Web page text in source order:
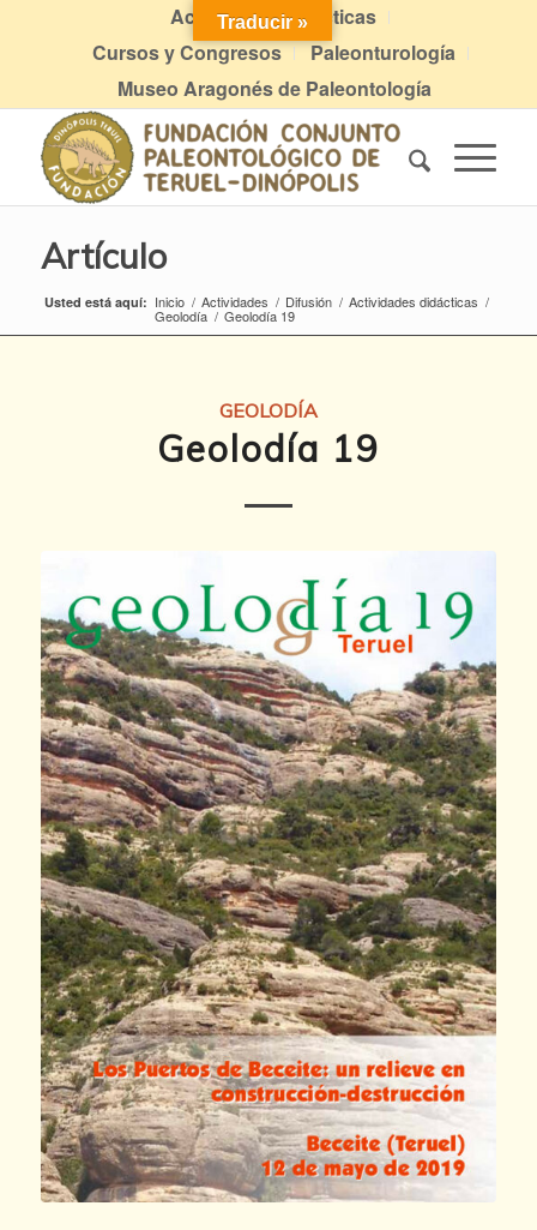
Actividades didácticas
Cursos y Congresos
Paleonturología
Museo Aragonés de Paleontología
Artículo
Usted está aquí: Inicio / Actividades / Difusión / Actividades didácticas /
Geolodía / Geolodía 19
GEOLODÍA
Geolodía 19
Traducir »